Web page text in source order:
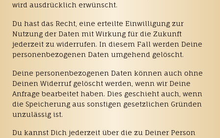
wird ausdrücklich erwünscht.
Du hast das Recht, eine erteilte Einwilligung zur
Nutzung der Daten mit Wirkung für die Zukunft
jederzeit zu widerrufen. In diesem Fall werden Deine
personenbezogenen Daten umgehend gelöscht.
Deine personenbezogenen Daten können auch ohne
Deinen Widerruf gelöscht werden, wenn wir Deine
Anfrage bearbeitet haben. Dies geschieht auch, wenn
die Speicherung aus sonstigen gesetzlichen Gründen
unzulässig ist.
Du kannst Dich jederzeit über die zu Deiner Person